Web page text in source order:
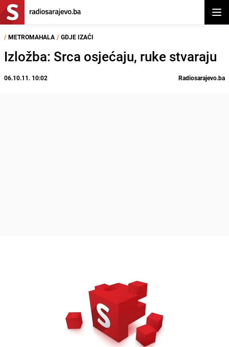
/ METROMAHALA / GDJE IZAĆI
Izložba: Srca osjećaju, ruke stvaraju
06.10.11. 10:02 Radiosarajevo.ba